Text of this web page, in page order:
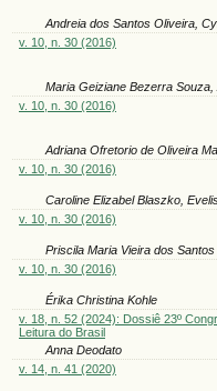
Andreia dos Santos Oliveira,
v. 10, n. 30 (2016)
Maria Geiziane Bezerra
v. 10, n. 30 (2016)
Adriana Ofretorio de Oliveira
v. 10, n. 30 (2016)
Caroline Elizabel Blaszko,
v. 10, n. 30 (2016)
Priscila Maria Vieira dos
v. 10, n. 30 (2016)
Érika Christina Kohle
v. 18, n. 52 (2024): Dossiê 23º
Leitura do Brasil
Anna Deodato
v. 14, n. 41 (2020)